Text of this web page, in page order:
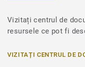
Vizitați centrul de
resursele ce pot fi
VIZITAȚI CENTRUL DE